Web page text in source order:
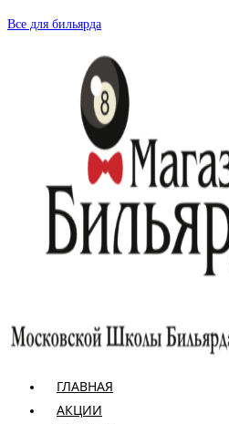
Перейти
Все для бильярда
ГЛАВНАЯ
АКЦИИ